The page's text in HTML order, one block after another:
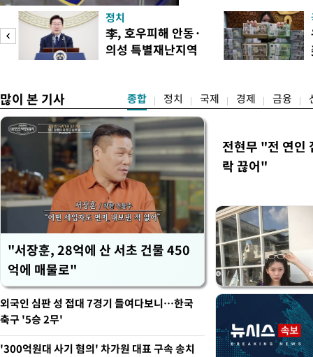
피제'를 도입한다. 경찰청
후속 조치 태스크포스
우선 올해 하반기 인사에
하던 수사감찰 기능을 인
정치
李, 호우피해 안동·
의성 특별재난지역
많이 본 기사 종합 정치 국제 경제 금융
"서장훈, 28억에 산 서초 건물 450
억에 매물로"
전현무 "전 연인
락 끊어"
외국인 심판 성 접대 7경기 들여다보니…한국
축구 '5승 2무'
'300억원대 사기 혐의' 차가원 대표 구속 송치